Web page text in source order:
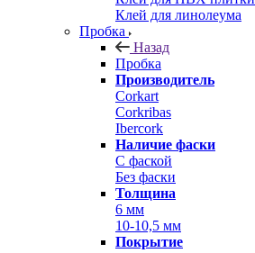
Клей для линолеума
Пробка
Назад
Пробка
Производитель
Corkart
Corkribas
Ibercork
Наличие фаски
С фаской
Без фаски
Толщина
6 мм
10-10,5 мм
Покрытие